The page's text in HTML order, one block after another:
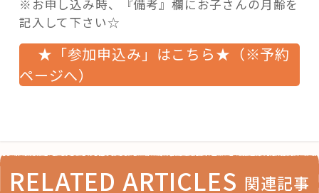
※お申し込み時、『備考』欄にお子さんの月齢を
記入して下さい☆
★「参加申込み」はこちら★（※予約
ページへ）
RELATED ARTICLES 関連記事